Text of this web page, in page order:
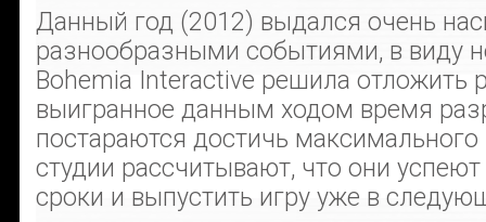
Данный год (2012) выдался очень
разнообразными событиями, в виду
Bohemia Interactive решила отложить
выигранное данным ходом время
постараются достичь максимального
студии рассчитывают, что они
сроки и выпустить игру уже в